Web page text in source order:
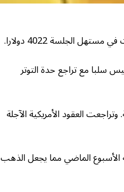
سلبا مع تراجع حدة التوتر
0.8% إلى 3968.76 دولار للأوقية. وتراجعت العقود الأمريكية الآجلة
الأسبوع الماضي مما يجعل الذهب